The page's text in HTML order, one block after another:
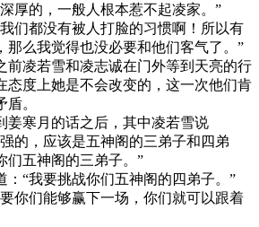
厚的，一般人根本惹不起凌家。”
们都没有被人打脸的习惯啊！所以有
那么我觉得也没必要和他们客气了。”
前凌若雪和凌志诚在门外等到天亮的行
态度上她是不会改变的，这一次他们肯
。
姜寒月的话之后，其中凌若雪说
的，应该是五神阁的三弟子和四弟
们五神阁的三弟子。”
：“我要挑战你们五神阁的四弟子。”
你们能够赢下一场，你们就可以跟着